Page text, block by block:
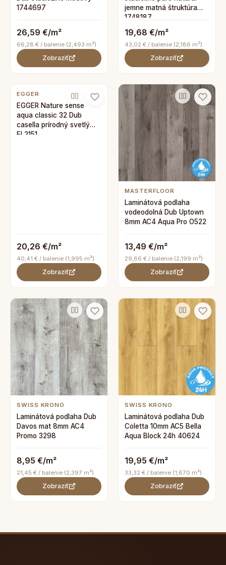
1744697
26,59 €/m²
66,28 € / balenie (2,493 m²)
Zobraziť
jemne matná štruktúra
1748187
19,68 €/m²
43,02 € / balenie (2,186 m²)
Zobraziť
EGGER
EGGER Nature sense
aqua classic 32 Dub
casella prírodný svetlý
EL2151
20,26 €/m²
40,41 € / balenie (1,995 m²)
Zobraziť
MASTERFLOOR
Laminátová podlaha
vodeodolná Dub Uptown
8mm AC4 Aqua Pro O522
13,49 €/m²
29,66 € / balenie (2,199 m²)
Zobraziť
SWISS KRONO
Laminátová podlaha Dub
Davos mat 8mm AC4
Promo 3298
8,95 €/m²
21,45 € / balenie (2,397 m²)
Zobraziť
SWISS KRONO
Laminátová podlaha Dub
Coletta 10mm AC5 Bella
Aqua Block 24h 40624
19,95 €/m²
33,32 € / balenie (1,670 m²)
Zobraziť